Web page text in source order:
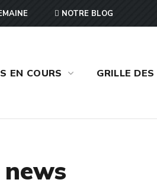
NOTRE BLOG
EN COURS GRILLE